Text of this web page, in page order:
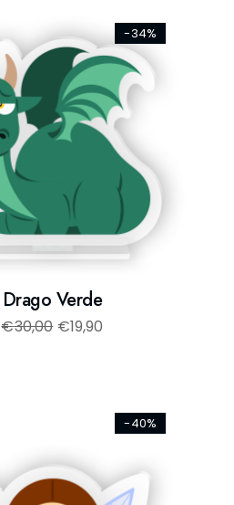
-34%
Drago Verde
€30,00 €19,90
-40%